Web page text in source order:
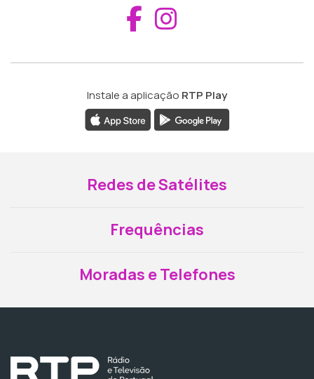
Aceder ao
Instale a aplicação RTP Play
Redes de Satélites
Frequências
Moradas e Telefones